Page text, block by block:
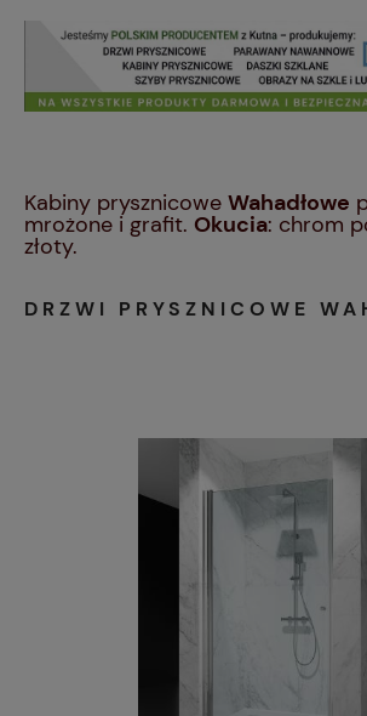
Kabiny prysznicowe Wahadłowe
mrożone i grafit. Okucia: chrom
złoty.
DRZWI PRYSZNICOWE